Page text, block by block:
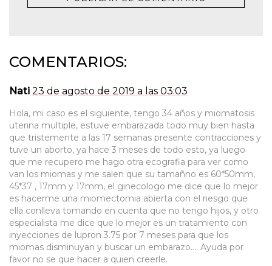
COMENTARIOS:
Nati 23 de agosto de 2019 a las 03:03
Hola, mi caso es el siguiente, tengo 34 años y miomatosis
uterina multiple, estuve embarazada todo muy bien hasta
que tristemente a las 17 semanas presente contracciones y
tuve un aborto, ya hace 3 meses de todo esto, ya luego
que me recupero me hago otra ecografia para ver como
van los miomas y me salen que su tamañno es 60*50mm,
45*37 , 17mm y 17mm, el ginecologo me dice que lo mejor
es hacerme una miomectomia abierta con el riesgo que
ella conlleva tomando en cuenta que no tengo hijos, y otro
especialista me dice que lo mejor es un tratamiento con
inyecciones de lupron 3.75 por 7 meses para que los
miomas disminuyan y buscar un embarazo…. Ayuda por
favor no se que hacer a quien creerle.